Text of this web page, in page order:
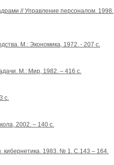
// Управление персоналом. 1998.
М.: Экономика, 1972. - 207 с.
М.: Мир, 1982. – 416 с.
с.
2002. – 140 с.
кибернетика. 1983. № 1. С.143 – 164.